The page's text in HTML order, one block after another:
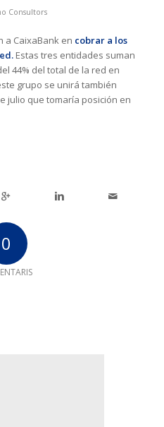
Consultors
a CaixaBank en cobrar a los
Estas tres entidades suman
44% del total de la red en
grupo se unirá también
julio que tomaría posición en
0